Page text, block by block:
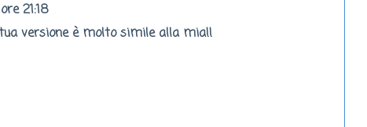
21:18
versione è molto simile alla mia!!